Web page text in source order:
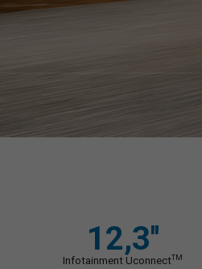
12,3''
Infotainment UconnectTM